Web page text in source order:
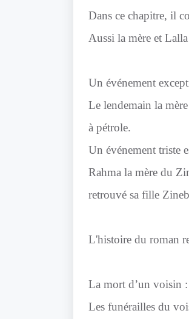
Dans ce chapitre, il
Aussi la mère et
Un événement
Le lendemain la
à pétrole.
Un événement triste
Rahma la mère du
retrouvé sa fille
L'histoire du roman
La mort d’un voisin
Les funérailles du